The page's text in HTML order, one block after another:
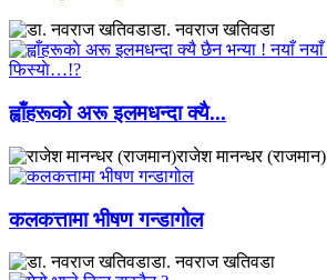
डा. नवराज खतिवडा
ह्वाँहरूकाे अरू इलमधन्दा क्यै...
राजेश मानन्धर (राजमान)
कलकत्तामा भीषण गन्डागोल
डा. नवराज खतिवडा